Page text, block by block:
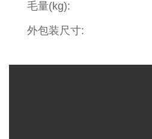
毛量(kg):
外包装尺寸: